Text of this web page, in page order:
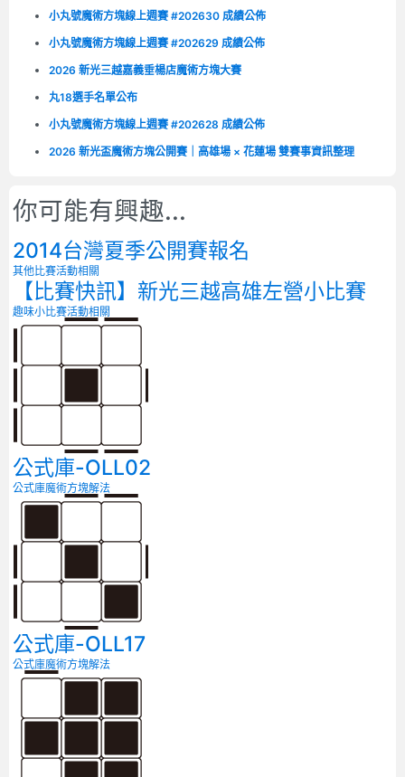
小丸號魔術方塊線上週賽 #202630 成績公佈
小丸號魔術方塊線上週賽 #202629 成績公佈
2026 新光三越嘉義垂楊店魔術方塊大賽
丸18選手名單公布
小丸號魔術方塊線上週賽 #202628 成績公佈
2026 新光盃魔術方塊公開賽｜高雄場 × 花蓮場 雙賽事資訊整理
你可能有興趣...
2014台灣夏季公開賽報名
其他比賽活動相關
【比賽快訊】新光三越高雄左營小比賽
趣味小比賽活動相關
公式庫-OLL02
公式庫魔術方塊解法
公式庫-OLL17
公式庫魔術方塊解法